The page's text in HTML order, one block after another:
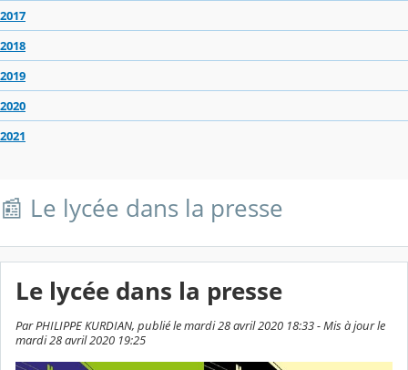
2017
2018
2019
2020
2021
📰 Le lycée dans la presse
Le lycée dans la presse
Par PHILIPPE KURDIAN, publié le mardi 28 avril 2020 18:33 - Mis à jour le
mardi 28 avril 2020 19:25